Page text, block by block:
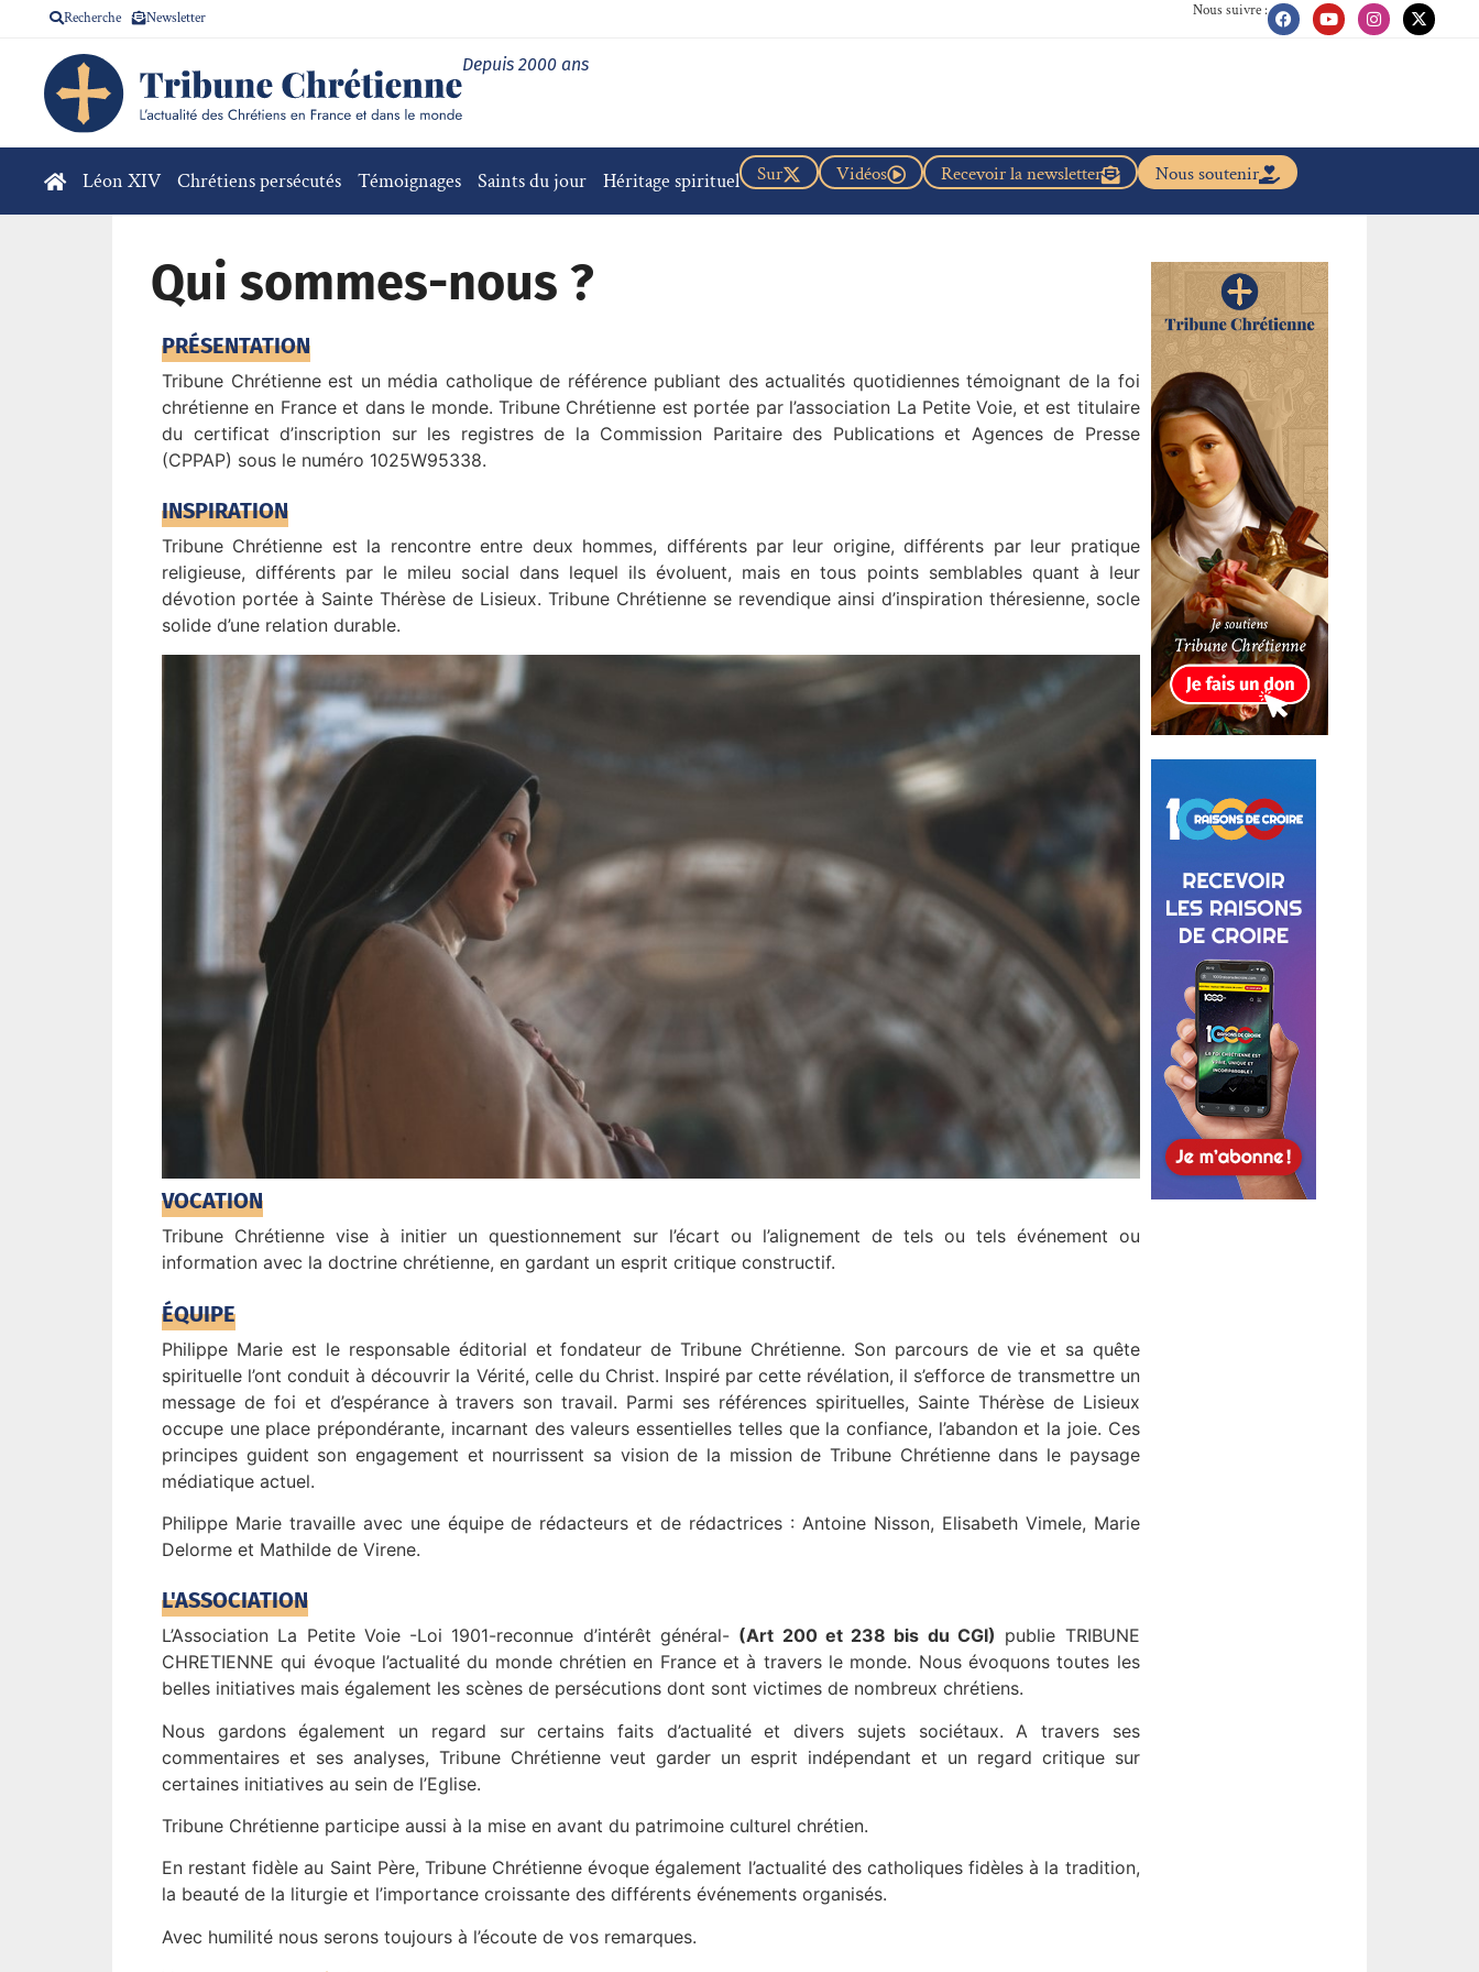
Recherche Newsletter Nous suivre :
Depuis 2000 ans
Léon XIV Chrétiens persécutés Témoignages Saints du jour Héritage spirituel Nous soutenir
Recevoir la newsletter
Vidéos
Sur
Qui sommes-nous ?
PRÉSENTATION
Tribune Chrétienne est un média catholique de référence publiant des actualités quotidiennes témoignant de la foi
chrétienne en France et dans le monde. Tribune Chrétienne est portée par l’association La Petite Voie, et est titulaire
du certificat d’inscription sur les registres de la Commission Paritaire des Publications et Agences de Presse
(CPPAP) sous le numéro 1025W95338.
INSPIRATION
Tribune Chrétienne est la rencontre entre deux hommes, différents par leur origine, différents par leur pratique
religieuse, différents par le mileu social dans lequel ils évoluent, mais en tous points semblables quant à leur
dévotion portée à Sainte Thérèse de Lisieux. Tribune Chrétienne se revendique ainsi d’inspiration théresienne, socle
solide d’une relation durable.
VOCATION
Tribune Chrétienne vise à initier un questionnement sur l’écart ou l’alignement de tels ou tels événement ou
information avec la doctrine chrétienne, en gardant un esprit critique constructif.
ÉQUIPE
Philippe Marie est le responsable éditorial et fondateur de Tribune Chrétienne. Son parcours de vie et sa quête
spirituelle l’ont conduit à découvrir la Vérité, celle du Christ. Inspiré par cette révélation, il s’efforce de transmettre un
message de foi et d’espérance à travers son travail. Parmi ses références spirituelles, Sainte Thérèse de Lisieux
occupe une place prépondérante, incarnant des valeurs essentielles telles que la confiance, l’abandon et la joie. Ces
principes guident son engagement et nourrissent sa vision de la mission de Tribune Chrétienne dans le paysage
médiatique actuel.
Philippe Marie travaille avec une équipe de rédacteurs et de rédactrices : Antoine Nisson, Elisabeth Vimele, Marie
Delorme et Mathilde de Virene.
L'ASSOCIATION
L’Association La Petite Voie -Loi 1901-reconnue d’intérêt général- (Art 200 et 238 bis du CGI) publie TRIBUNE
CHRETIENNE qui évoque l’actualité du monde chrétien en France et à travers le monde. Nous évoquons toutes les
belles initiatives mais également les scènes de persécutions dont sont victimes de nombreux chrétiens.
Nous gardons également un regard sur certains faits d’actualité et divers sujets sociétaux. A travers ses
commentaires et ses analyses, Tribune Chrétienne veut garder un esprit indépendant et un regard critique sur
certaines initiatives au sein de l’Eglise.
Tribune Chrétienne participe aussi à la mise en avant du patrimoine culturel chrétien.
En restant fidèle au Saint Père, Tribune Chrétienne évoque également l’actualité des catholiques fidèles à la tradition,
la beauté de la liturgie et l’importance croissante des différents événements organisés.
Avec humilité nous serons toujours à l’écoute de vos remarques.